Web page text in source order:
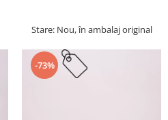
Stare: Nou, în ambalaj original
-73%